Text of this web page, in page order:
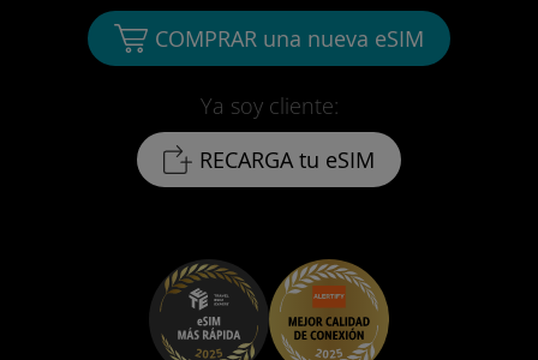
Ya soy cliente:
RECARGA tu eSIM
COMPRAR una nueva eSIM